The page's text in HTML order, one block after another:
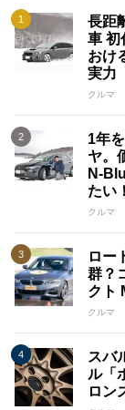
長距
車 初
おけ
実力
クルマ
1年
ヤ。
N-
たい！
クルマ
ロー
群？
クト
クルマ
スバ
ル「
ロン